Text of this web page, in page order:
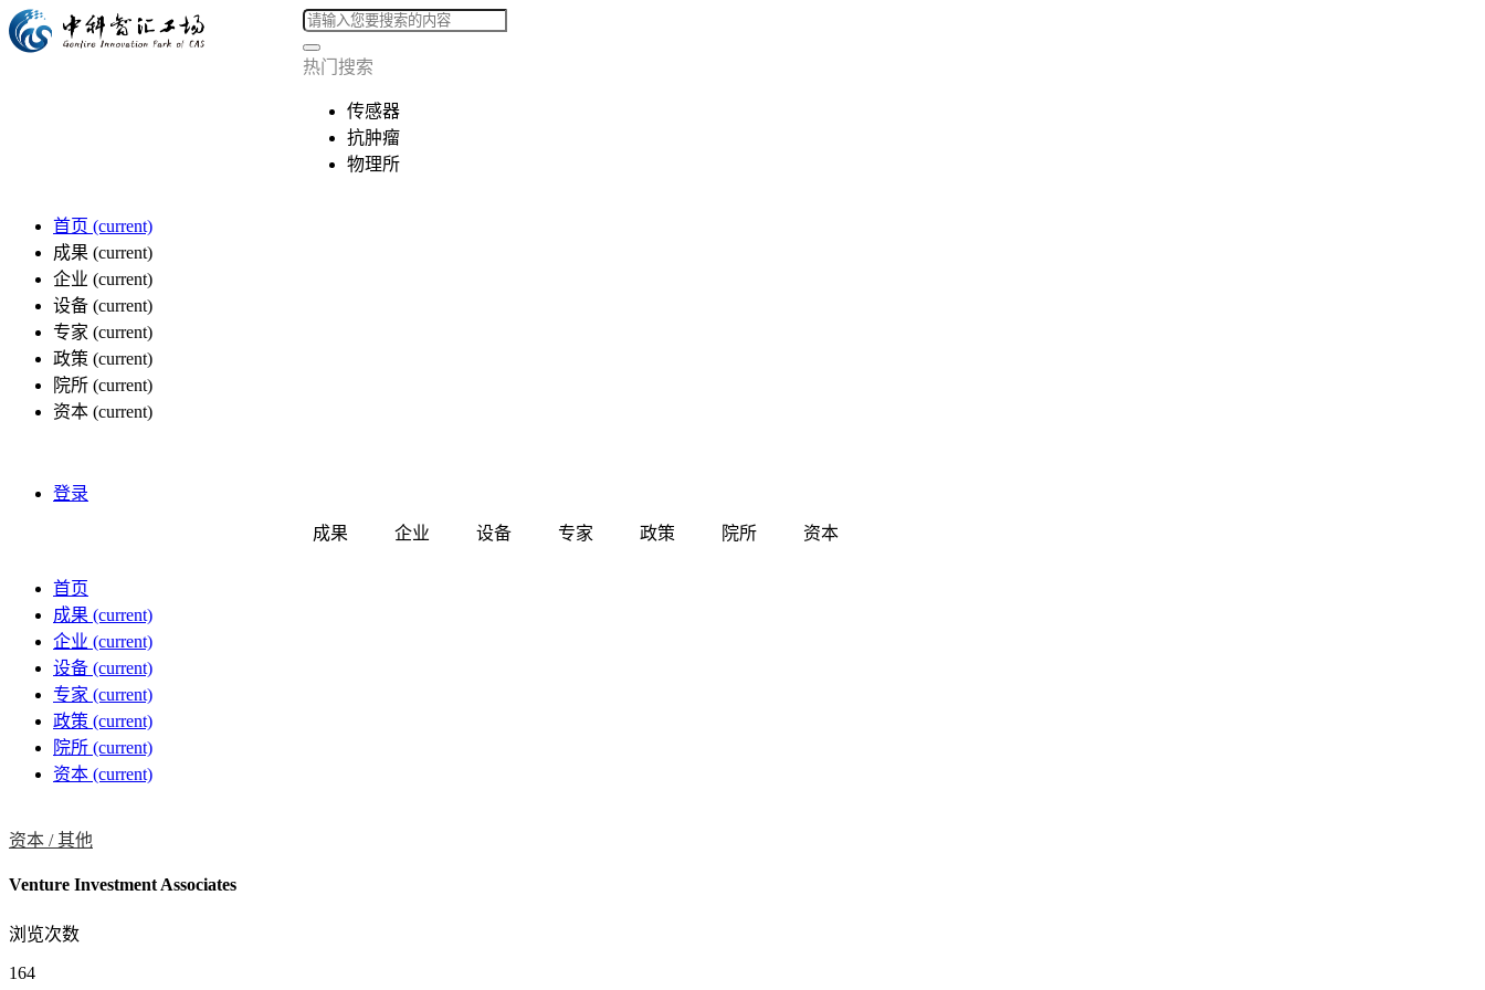
热门搜索
传感器
抗肿瘤
物理所
首页 (current)
成果 (current)
企业 (current)
设备 (current)
专家 (current)
政策 (current)
院所 (current)
资本 (current)
登录
成果 企业 设备 专家 政策 院所 资本
首页
成果 (current)
企业 (current)
设备 (current)
专家 (current)
政策 (current)
院所 (current)
资本 (current)
资本 /其他
Venture Investment Associates
浏览次数
164